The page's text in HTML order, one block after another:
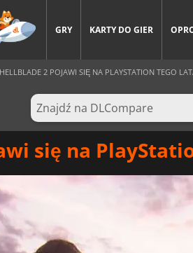
GRY KARTY DO GIER
HELLBLADE 2 POJAWI SIĘ NA PLAYSTATION TEGO
się na